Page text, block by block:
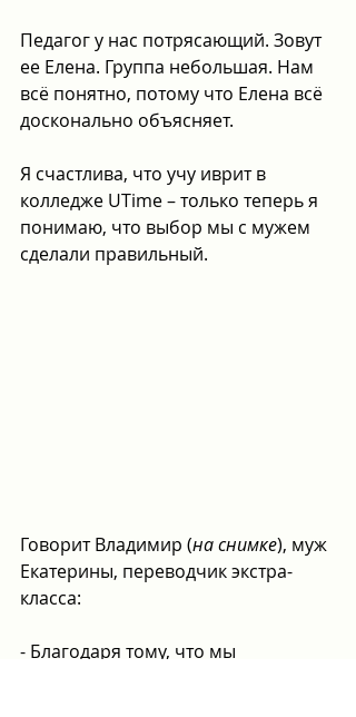
Педагог у нас потрясающий. Зовут
ее Елена. Группа небольшая. Нам
всё понятно, потому что Елена всё
досконально объясняет.
Я счастлива, что учу иврит в
колледже UTime – только теперь я
понимаю, что выбор мы с мужем
сделали правильный.
Говорит Владимир (на снимке), муж
Екатерины, переводчик экстра-
класса:
- Благодаря тому, что мы